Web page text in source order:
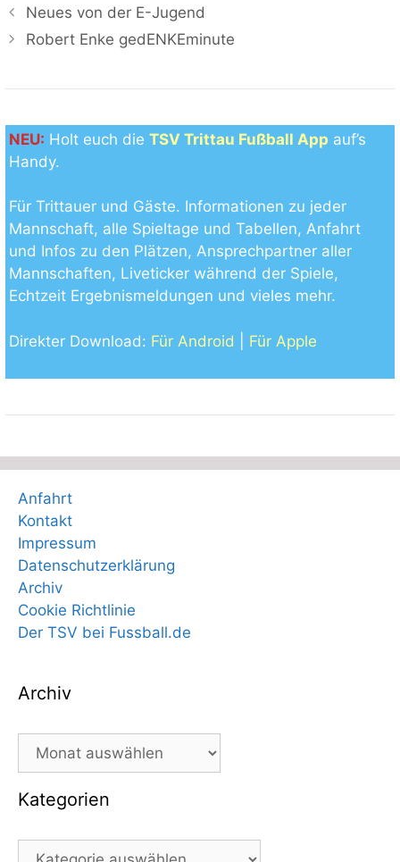
Neues von der E-Jugend
Robert Enke gedENKEminute
NEU: Holt euch die TSV Trittau Fußball App auf’s
Handy.
Für Trittauer und Gäste. Informationen zu jeder
Mannschaft, alle Spieltage und Tabellen, Anfahrt
und Infos zu den Plätzen, Ansprechpartner aller
Mannschaften, Liveticker während der Spiele,
Echtzeit Ergebnismeldungen und vieles mehr.
Direkter Download: Für Android Für Apple
Anfahrt
Kontakt
Impressum
Datenschutzerklärung
Archiv
Cookie Richtlinie
Der TSV bei Fussball.de
Archiv
Archiv
Kategorien
Kategorien